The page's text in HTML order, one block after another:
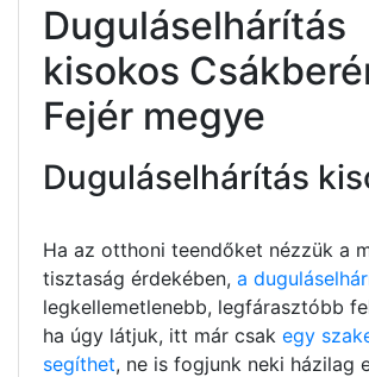
Duguláselhárítás
kisokos
Fejér megye
Duguláselhárítás
Ha az otthoni teendőket nézzük a
tisztaság érdekében, a
legkellemetlenebb, legfárasztóbb
ha úgy látjuk, itt már csak egy
segíthet, ne is fogjunk neki házilag